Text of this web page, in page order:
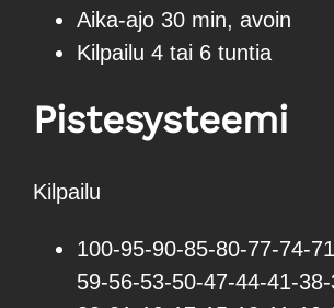
Aika-ajo 30 min, avoin
Kilpailu 4 tai 6 tuntia
Pistesysteemi
Kilpailu
100-95-90-85-80-77-74-
59-56-53-50-47-44-41-